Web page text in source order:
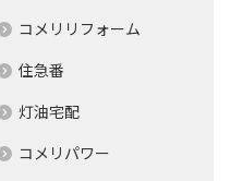
コメリリフォーム
住急番
灯油宅配
コメリパワー